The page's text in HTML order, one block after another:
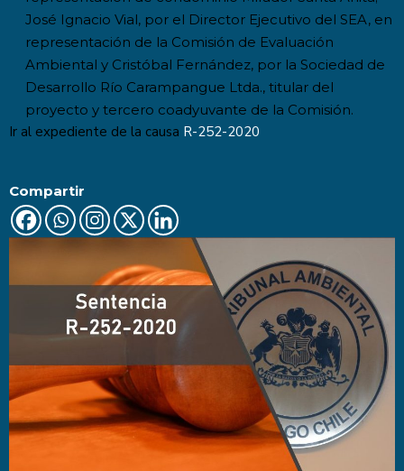
José Ignacio Vial, por el Director Ejecutivo del SEA, en
representación de la Comisión de Evaluación
Ambiental y Cristóbal Fernández, por la Sociedad de
Desarrollo Río Carampangue Ltda., titular del
proyecto y tercero coadyuvante de la Comisión.
Ir al expediente de la causa R-252-2020
Compartir